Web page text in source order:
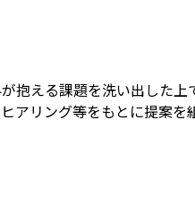
抱える課題を洗い出した
アリング等をもとに提案を